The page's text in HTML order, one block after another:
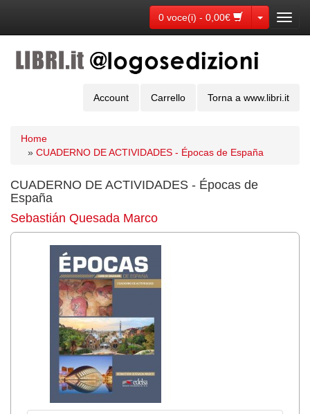
0 voce(i) - 0,00€ Toggle
Account Carrello Torna a www.libri.it
Home
» CUADERNO DE ACTIVIDADES - Épocas de España
CUADERNO DE ACTIVIDADES - Épocas de
España
Sebastián Quesada Marco